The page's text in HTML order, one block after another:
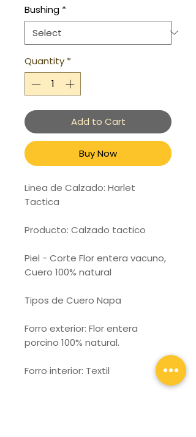
Bushing *
Quantity *
Add to Cart
Buy Now
Linea de Calzado: Harlet
Tactica
Producto: Calzado tactico
Piel - Corte Flor entera vacuno,
Cuero 100% natural
Tipos de Cuero Napa
Forro exterior: Flor entera
porcino 100% natural.
Forro interior: Textil